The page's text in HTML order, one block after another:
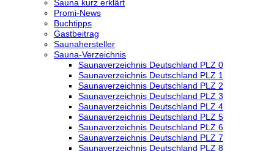
Sauna kurz erklärt
Promi-News
Buchtipps
Gastbeitrag
Saunahersteller
Sauna-Verzeichnis
Saunaverzeichnis Deutschland PLZ 0
Saunaverzeichnis Deutschland PLZ 1
Saunaverzeichnis Deutschland PLZ 2
Saunaverzeichnis Deutschland PLZ 3
Saunaverzeichnis Deutschland PLZ 4
Saunaverzeichnis Deutschland PLZ 5
Saunaverzeichnis Deutschland PLZ 6
Saunaverzeichnis Deutschland PLZ 7
Saunaverzeichnis Deutschland PLZ 8